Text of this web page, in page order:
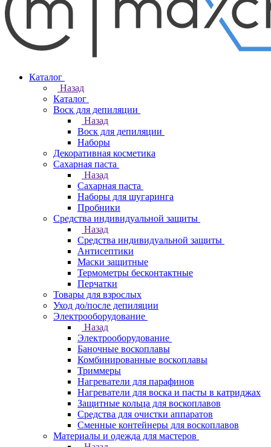
Каталог
Назад
Каталог
Воск для депиляции
Назад
Воск для депиляции
Наборы
Декоративная косметика
Сахарная паста
Назад
Сахарная паста
Наборы для шугаринга
Пробники
Средства индивидуальной защиты
Назад
Средства индивидуальной защиты
Антисептики
Маски защитные
Термометры бесконтактные
Перчатки
Товары для взрослых
Уход до/после депиляции
Электрооборудование
Назад
Электрооборудование
Баночные воскоплавы
Комбинированные воскоплавы
Триммеры
Нагреватели для парафинов
Нагреватели для воска и пасты в катриджах
Защитные кольца для воскоплавов
Средства для очистки аппаратов
Сменные контейнеры для воскоплавов
Материалы и одежда для мастеров